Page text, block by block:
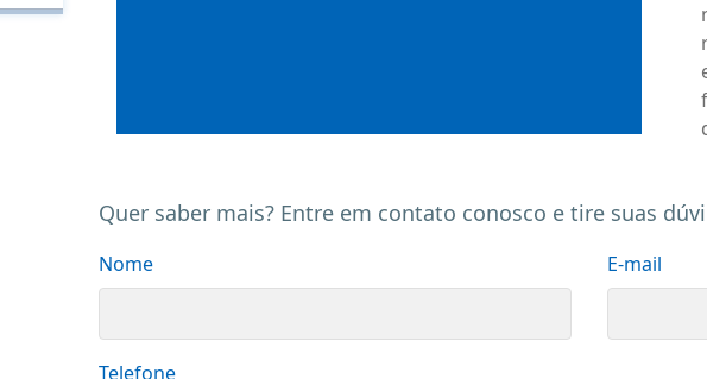
Quer saber mais? Entre em contato conosco e tire suas
Nome E-mail
Telefone